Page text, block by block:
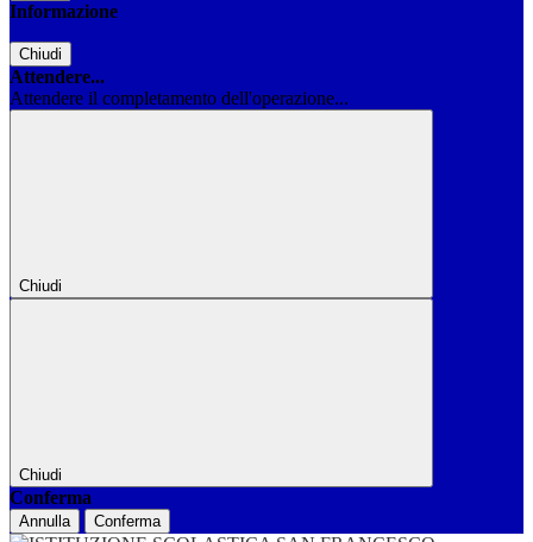
Informazione
Chiudi
Attendere...
Attendere il completamento dell'operazione...
Chiudi
Chiudi
Conferma
Annulla Conferma